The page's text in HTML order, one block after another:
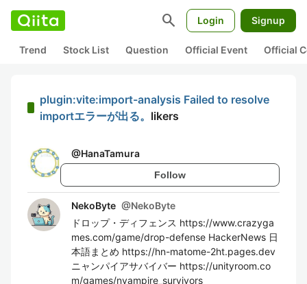
search Login Signup
Trend Stock List Question Official Event Official
plugin:vite:import-analysis Failed to resolve
importエラーが出る。 likers
@HanaTamura
Follow
NekoByte @NekoByte
ドロップ・ディフェンス https://www.crazyga
mes.com/game/drop-defense HackerNews 日
本語まとめ https://hn-matome-2ht.pages.dev
ニャンパイアサバイバー https://unityroom.co
m/games/nyampire_survivors